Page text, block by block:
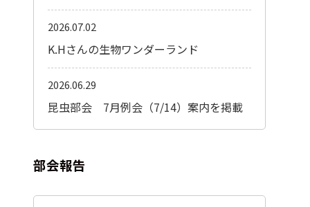
K.Hさんの生物ワンダーランド
2026.07.02
昆虫部会 7月例会（7/14）案内を掲載
2026.06.29
部会報告